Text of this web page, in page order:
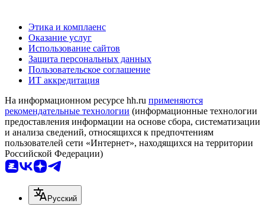
Этика и комплаенс
Оказание услуг
Использование сайтов
Защита персональных данных
Пользовательское соглашение
ИТ аккредитация
На информационном ресурсе hh.ru применяются
рекомендательные технологии (информационные технологии
предоставления информации на основе сбора, систематизации
и анализа сведений, относящихся к предпочтениям
пользователей сети «Интернет», находящихся на территории
Российской Федерации)
Русский